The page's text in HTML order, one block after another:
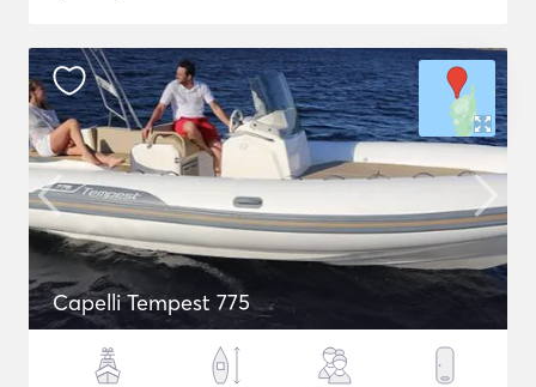
Capelli Tempest 775